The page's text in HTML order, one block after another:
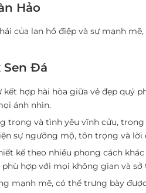
Hảo
của lan hồ điệp và sự mạnh
Sen Đá
kết hợp hài hòa giữa vẻ đẹp quý
ánh nhìn.
trọng và tình yêu vĩnh cửu,
sự ngưỡng mộ, tôn trọng và
kế theo nhiều phong cách
hợp với mọi không gian và sở
mạnh mẽ, có thể trưng bày